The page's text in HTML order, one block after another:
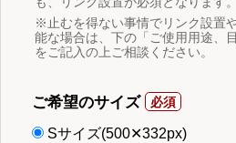
※止むを得ない事情でリンク設置
能な場合は、下の「ご使用用途、
をご記入の上ご相談ください。
ご希望のサイズ
Sサイズ(500✕332px)